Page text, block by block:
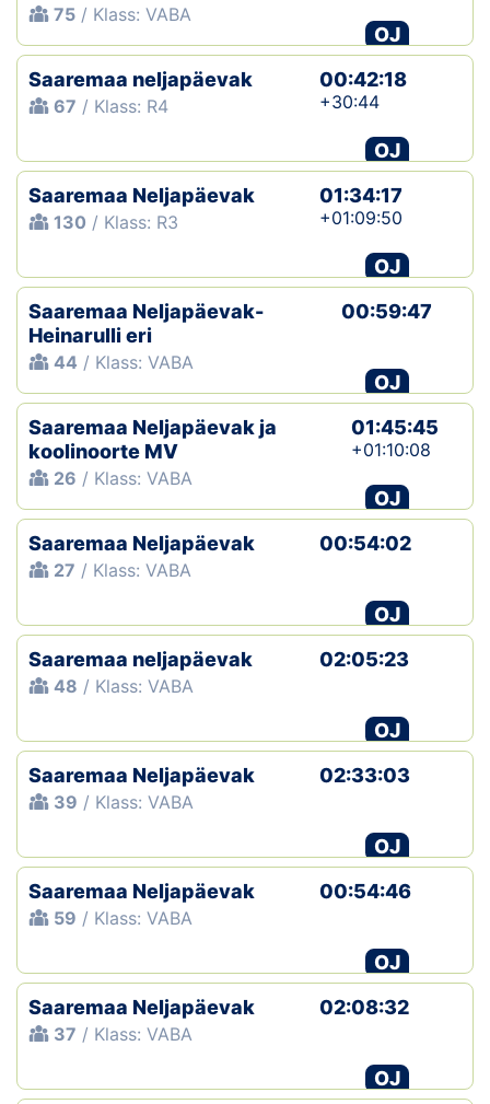
Kaardid
Kalender
Tule klubisse!
Tulemused
Dokumendid
Klubid
Suletud maastikud
Püsirajad
Koolitused
OTSI
75 / Klass: VABA
OJ
Saaremaa neljapäevak
67 / Klass: R4
00:42:18
+30:44
OJ
Saaremaa Neljapäevak
130 / Klass: R3
01:34:17
+01:09:50
OJ
Saaremaa Neljapäevak-
Heinarulli eri
44 / Klass: VABA
00:59:47
OJ
Saaremaa Neljapäevak ja
koolinoorte MV
26 / Klass: VABA
01:45:45
+01:10:08
OJ
Saaremaa Neljapäevak
27 / Klass: VABA
00:54:02
OJ
Saaremaa neljapäevak
48 / Klass: VABA
02:05:23
OJ
Saaremaa Neljapäevak
39 / Klass: VABA
02:33:03
OJ
Saaremaa Neljapäevak
59 / Klass: VABA
00:54:46
OJ
Saaremaa Neljapäevak
37 / Klass: VABA
02:08:32
OJ